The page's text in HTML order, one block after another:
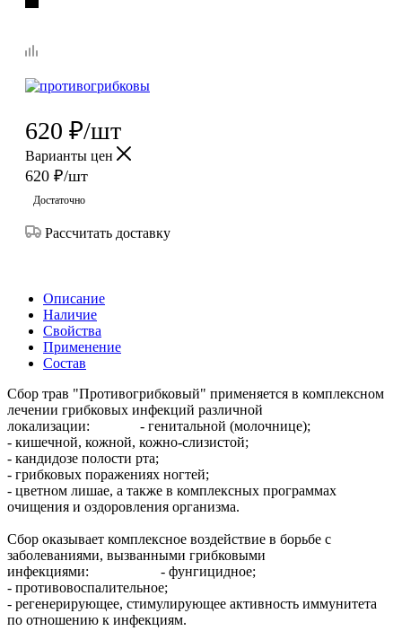
620 ₽/шт
Варианты цен
620 ₽/шт
Достаточно
Рассчитать доставку
Описание
Наличие
Свойства
Применение
Состав
Сбор трав "Противогрибковый" применяется в комплексном
лечении грибковых инфекций различной
локализации: - генитальной (молочнице);
- кишечной, кожной, кожно-слизистой;
- кандидозе полости рта;
- грибковых поражениях ногтей;
- цветном лишае, а также в комплексных программах
очищения и оздоровления организма.
Сбор оказывает комплексное воздействие в борьбе с
заболеваниями, вызванными грибковыми
инфекциями: - фунгицидное;
- противовоспалительное;
- регенерирующее, стимулирующее активность иммунитета
по отношению к инфекциям.